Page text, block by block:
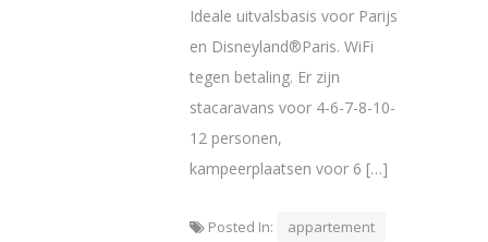
Ideale uitvalsbasis voor Parijs
en Disneyland®Paris. WiFi
tegen betaling. Er zijn
stacaravans voor 4-6-7-8-10-
12 personen,
kampeerplaatsen voor 6 […]
Posted In: appartement